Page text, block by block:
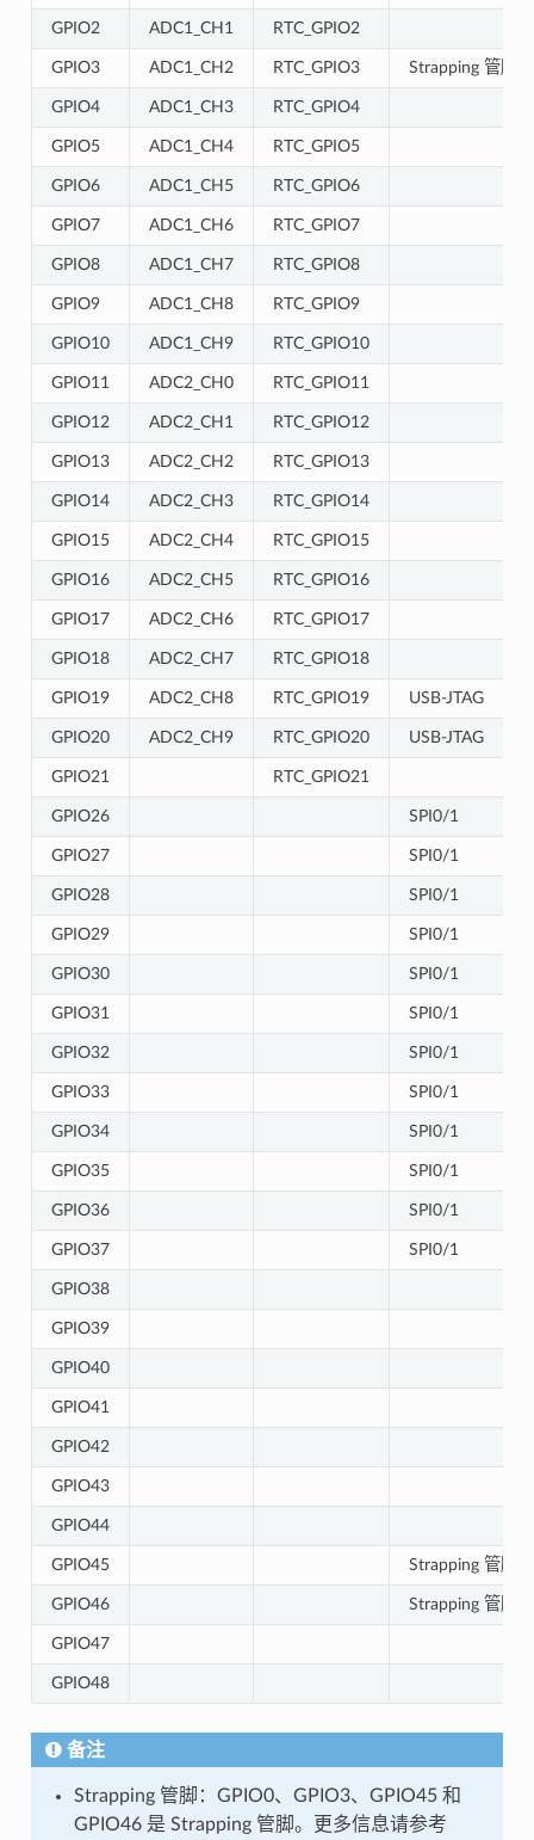
GPIO2 ADC1_CH1 RTC_GPIO2
GPIO3 ADC1_CH2 RTC_GPIO3 Strapping 管脚
GPIO4 ADC1_CH3 RTC_GPIO4
GPIO5 ADC1_CH4 RTC_GPIO5
GPIO6 ADC1_CH5 RTC_GPIO6
GPIO7 ADC1_CH6 RTC_GPIO7
GPIO8 ADC1_CH7 RTC_GPIO8
GPIO9 ADC1_CH8 RTC_GPIO9
GPIO10 ADC1_CH9 RTC_GPIO10
GPIO11 ADC2_CH0 RTC_GPIO11
GPIO12 ADC2_CH1 RTC_GPIO12
GPIO13 ADC2_CH2 RTC_GPIO13
GPIO14 ADC2_CH3 RTC_GPIO14
GPIO15 ADC2_CH4 RTC_GPIO15
GPIO16 ADC2_CH5 RTC_GPIO16
GPIO17 ADC2_CH6 RTC_GPIO17
GPIO18 ADC2_CH7 RTC_GPIO18
GPIO19 ADC2_CH8 RTC_GPIO19 USB-JTAG
GPIO20 ADC2_CH9 RTC_GPIO20 USB-JTAG
GPIO21 RTC_GPIO21
GPIO26 SPI0/1
GPIO27 SPI0/1
GPIO28 SPI0/1
GPIO29 SPI0/1
GPIO30 SPI0/1
GPIO31 SPI0/1
GPIO32 SPI0/1
GPIO33 SPI0/1
GPIO34 SPI0/1
GPIO35 SPI0/1
GPIO36 SPI0/1
GPIO37 SPI0/1
GPIO38
GPIO39
GPIO40
GPIO41
GPIO42
GPIO43
GPIO44
GPIO45 Strapping 管脚
GPIO46 Strapping 管脚
GPIO47
GPIO48
备注
Strapping 管脚：GPIO0、GPIO3、GPIO45 和
GPIO46 是 Strapping 管脚。更多信息请参考